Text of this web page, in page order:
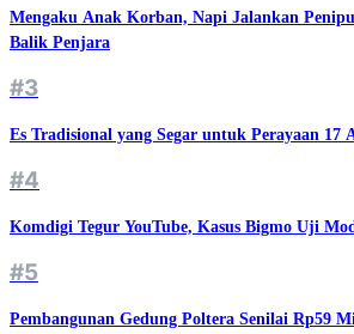
Mengaku Anak Korban, Napi Jalankan
Balik Penjara
#3
Es Tradisional yang Segar untuk Perayaan 17
#4
Komdigi Tegur YouTube, Kasus Bigmo Uji
#5
Pembangunan Gedung Poltera Senilai Rp59